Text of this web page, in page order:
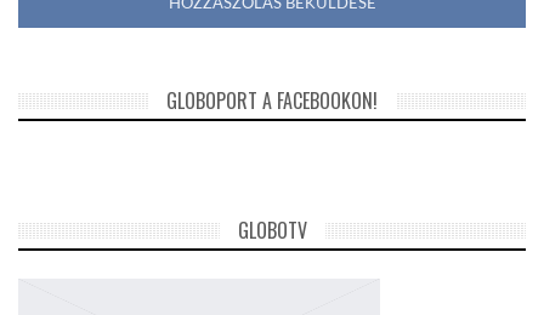
GLOBOPORT A FACEBOOKON!
GLOBOTV